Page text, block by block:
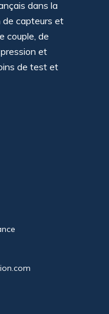
dans la
de capteurs et
couple, de
et
de test et